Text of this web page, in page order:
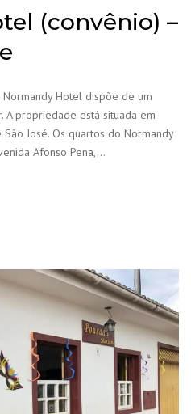
(convênio) –
Hotel dispõe de um
A propriedade está situada em
José. Os quartos do Normandy
Afonso Pena,…